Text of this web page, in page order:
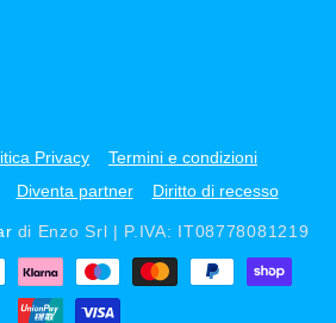
Privacy
Termini e condizioni
Diventa partner Diritto di recesso
di Enzo Srl | P.IVA: IT08778081219